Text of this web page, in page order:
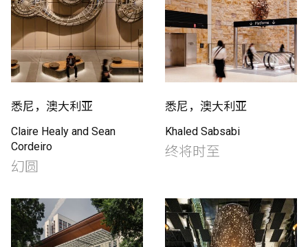
悉尼，澳大利亚
Claire Healy and Sean
Cordeiro
幻圆
悉尼，澳大利亚
Khaled Sabsabi
终将时至